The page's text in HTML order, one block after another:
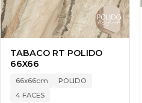
TABACO RT POLIDO
66X66
66x66cm
POLIDO
4 FACES